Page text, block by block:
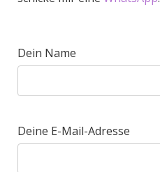
Dein Name
Deine E-Mail-Adresse